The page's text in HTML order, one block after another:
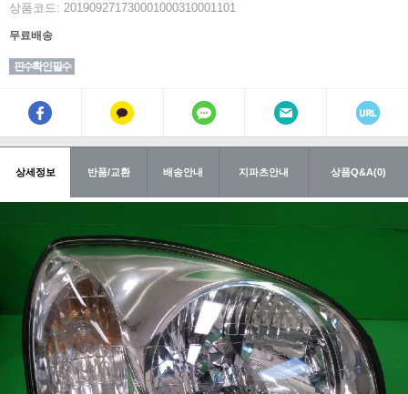
상품코드: 201909271730001000310001101
무료배송
핀수확인 필수
상세정보 반품/교환 배송안내 지파츠안내 상품Q&A(0)